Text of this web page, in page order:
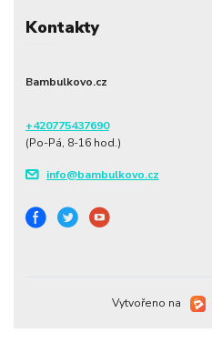
Kontakty
Bambulkovo.cz
+420775437690
(Po-Pá, 8-16 hod.)
info@bambulkovo.cz
Vytvořeno na